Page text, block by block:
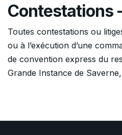
Contestations
Toutes contestations ou
ou à l’exécution d’une
de convention express du
Grande Instance de